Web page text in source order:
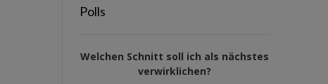
Polls
Welchen Schnitt soll ich als nächstes
verwirklichen?